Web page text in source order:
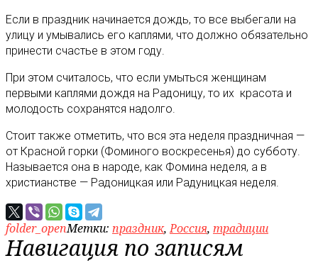
Если в праздник начинается дождь, то все выбегали на
улицу и умывались его каплями, что должно обязательно
принести счастье в этом году.
При этом считалось, что если умыться женщинам
первыми каплями дождя на Радоницу, то их красота и
молодость сохранятся надолго.
Стоит также отметить, что вся эта неделя праздничная —
от Красной горки (Фоминого воскресенья) до субботу.
Называется она в народе, как Фомина неделя, а в
христианстве — Радоницкая или Радуницкая неделя.
folder_openМетки: праздник,Россия, традиции
Навигация по записям